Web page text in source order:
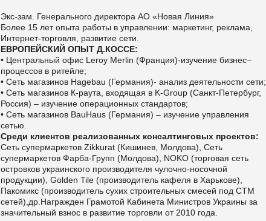
Экс-зам. Генерального директора АО «Новая Линия»
Более 15 лет опыта работы в управлении: маркетинг, реклама,
Интернет-торговля, развитие сети.
ЕВРОПЕЙСКИЙ ОПЫТ Д.КОССЕ:
• Центральный офис Leroy Merlin (Франция)-изучение бизнес–
процессов в ритейле;
• Сеть магазинов Hagebau (Германия)- анализ деятельности сети;
• Сеть магазинов К-раута, входящая в K-Group (Санкт-Петербург,
Россия) – изучение операционных стандартов;
• Сеть магазинов BauHaus (Германия) – изучение управления
сетью.
Среди клиентов реализованных консалтинговых проектов:
Сеть супермаркетов Zikkurat (Кишинев, Молдова), Сеть
супермаркетов Фарба-Групп (Молдова), NOKO (торговая сеть
островков украинского производителя чулочно-носочной
продукции), Golden Tile (производитель кафеля в Харькове),
Пакомикс (производитель сухих строительных смесей под СТМ
сетей),др.Награжден Грамотой Кабинета Министров Украины за
значительный взнос в развитие торговли от 2010 года.